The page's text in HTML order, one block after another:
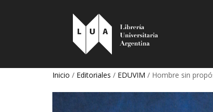
Inicio / Editoriales / EDUVIM / Hombre sin